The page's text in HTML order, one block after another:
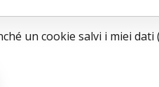
un cookie salvi i miei